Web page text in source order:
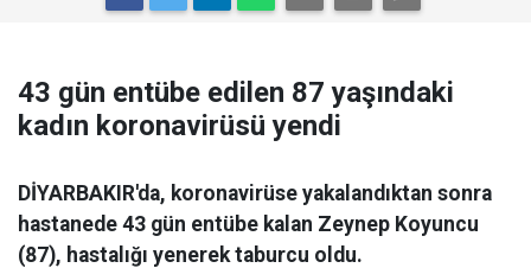
43 gün entübe edilen 87 yaşındaki
kadın koronavirüsü yendi
DİYARBAKIR'da, koronavirüse yakalandıktan sonra
hastanede 43 gün entübe kalan Zeynep Koyuncu
(87), hastalığı yenerek taburcu oldu.